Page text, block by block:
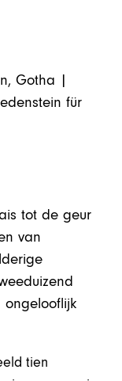
Gotha |
für
tot de geur
van
ongelooflijk
tien